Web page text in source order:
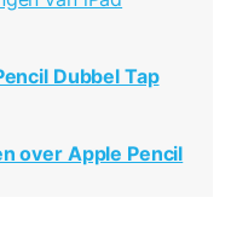
Dubbel Tap
over Apple Pencil